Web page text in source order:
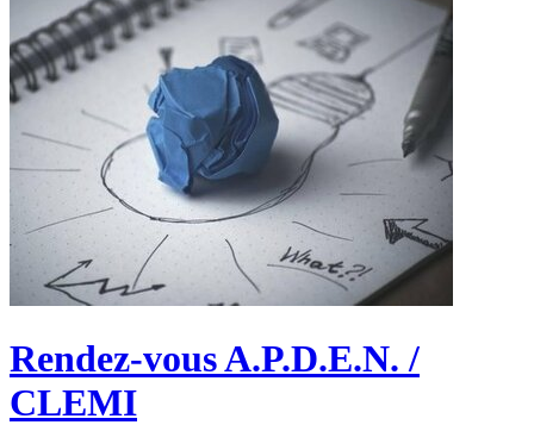
Rendez-vous A.P.D.E.N. /
CLEMI